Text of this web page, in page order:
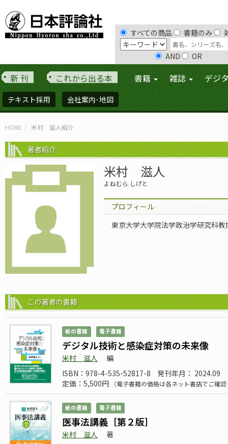
すべての商品 書籍のみ
AND OR
新 刊 これから出る本 書籍 雑誌 デジ
テキスト採用 会社案内･地図
HOME 米村 滋人紹介
著者紹介
米村 滋人
よねむら しげと
プロフィール
東京大学大学院法学政治学研究科
この著者の書籍
紙の書籍 電子書籍
デジタル技術と感染症対策の未来像
米村 滋人
編
ISBN：978-4-535-52817-8
発刊年月： 2024.09
定価：5,500円
（電子書籍の価格は各ネット書店でご確
紙の書籍 電子書籍
医事法講義［第２版］
米村 滋人
著